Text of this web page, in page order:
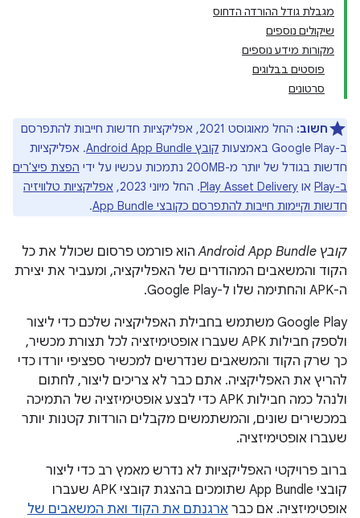
מגבלת גודל ההורדה הדחוס
שיקולים נוספים
מקורות מידע נוספים
פוסטים בבלוגים
סרטונים
חשוב:
החל מאוגוסט 2021, אפליקציות חדשות חייבות להתפרסם
ב-Google Play באמצעות
קובץ Android App Bundle
. אפליקציות
חדשות בגודל של יותר מ-200MB נתמכות עכשיו על ידי
הפצת פיצ'רים
ב-Play
או Play Asset Delivery. החל מיוני 2023,
אפליקציות טלוויזיה
חדשות וקיימות חייבות להתפרסם כקובצי App Bundle
.
קובץ Android App Bundle
הוא פורמט פרסום שכולל את כל
הקוד והמשאבים המהודרים של האפליקציה, ומעביר את יצירת
ה-APK והחתימה שלו ל-Google Play.
‫Google Play משתמש בחבילת האפליקציה שלכם כדי ליצור
ולספק חבילות APK שעברו אופטימיזציה לכל תצורת מכשיר,
כך שרק הקוד והמשאבים שנדרשים למכשיר ספציפי יורדו כדי
להריץ את האפליקציה. אתם כבר לא צריכים ליצור, לחתום
ולנהל כמה חבילות APK כדי לבצע אופטימיזציה של התמיכה
במכשירים שונים, והמשתמשים מקבלים הורדות קטנות יותר
שעברו אופטימיזציה.
ברוב פרויקטי האפליקציות לא נדרש מאמץ רב כדי ליצור
קובצי App Bundle שתומכים בהצגת קובצי APK שעברו
אופטימיזציה. אם כבר ארגנתם את הקוד ואת המשאבים של